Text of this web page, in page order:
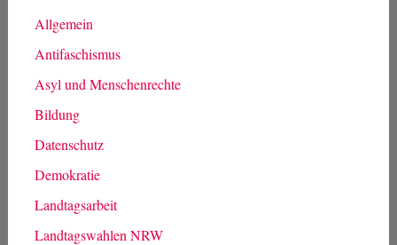
Allgemein
Antifaschismus
Asyl und Menschenrechte
Bildung
Datenschutz
Demokratie
Landtagsarbeit
Landtagswahlen NRW